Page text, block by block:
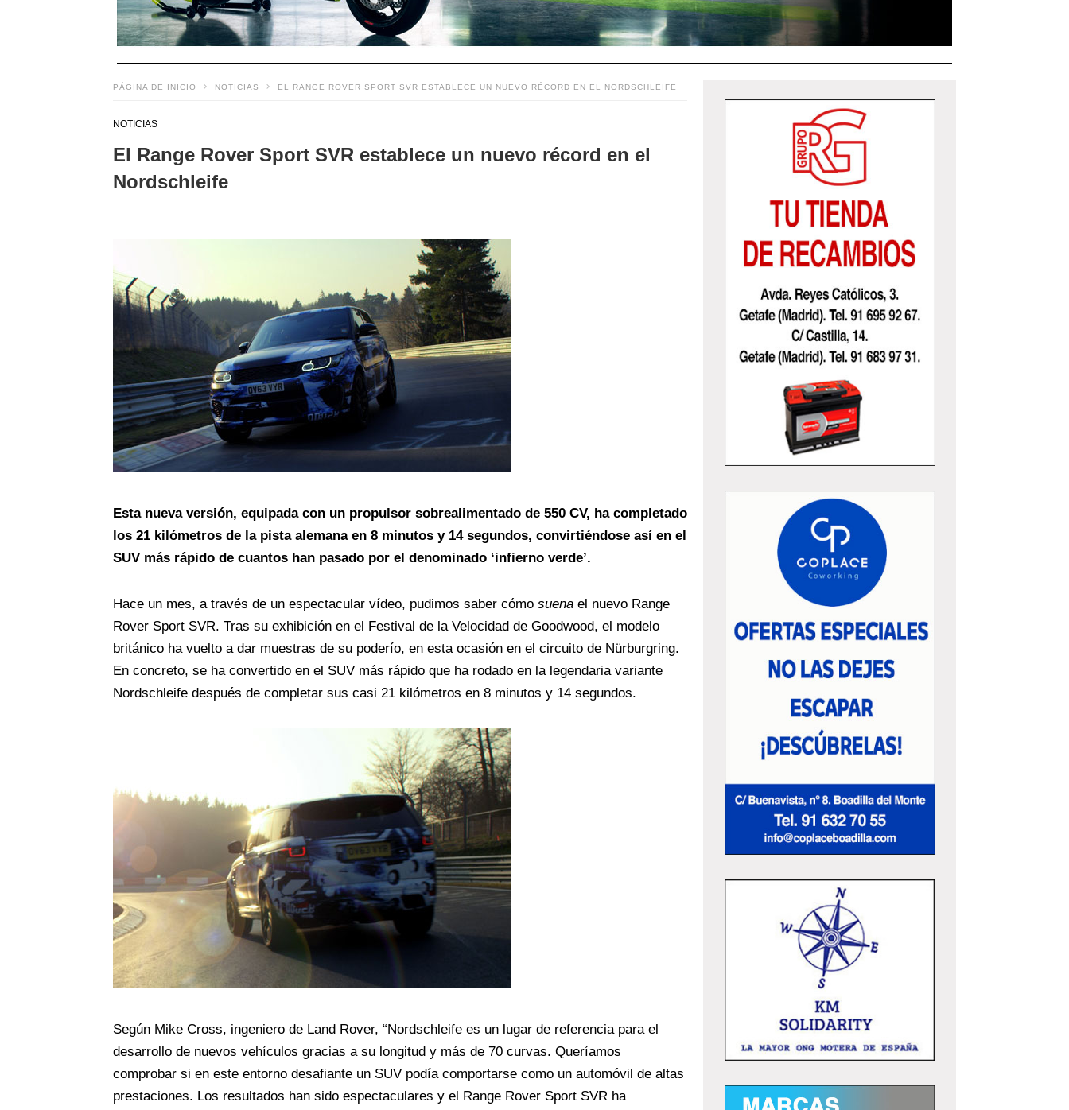
PÁGINA DE INICIO NOTICIAS EL RANGE ROVER SPORT SVR ESTABLECE UN NUEVO RÉCORD EN EL NORDSCHLEIFE
NOTICIAS
El Range Rover Sport SVR establece un nuevo récord en el
Nordschleife
Esta nueva versión, equipada con un propulsor sobrealimentado de 550 CV, ha completado
los 21 kilómetros de la pista alemana en 8 minutos y 14 segundos, convirtiéndose así en el
SUV más rápido de cuantos han pasado por el denominado ‘infierno verde’.
Hace un mes, a través de un espectacular vídeo, pudimos saber cómo suena el nuevo Range
Rover Sport SVR. Tras su exhibición en el Festival de la Velocidad de Goodwood, el modelo
británico ha vuelto a dar muestras de su poderío, en esta ocasión en el circuito de Nürburgring.
En concreto, se ha convertido en el SUV más rápido que ha rodado en la legendaria variante
Nordschleife después de completar sus casi 21 kilómetros en 8 minutos y 14 segundos.
Según Mike Cross, ingeniero de Land Rover, “Nordschleife es un lugar de referencia para el
desarrollo de nuevos vehículos gracias a su longitud y más de 70 curvas. Queríamos
comprobar si en este entorno desafiante un SUV podía comportarse como un automóvil de altas
prestaciones. Los resultados han sido espectaculares y el Range Rover Sport SVR ha